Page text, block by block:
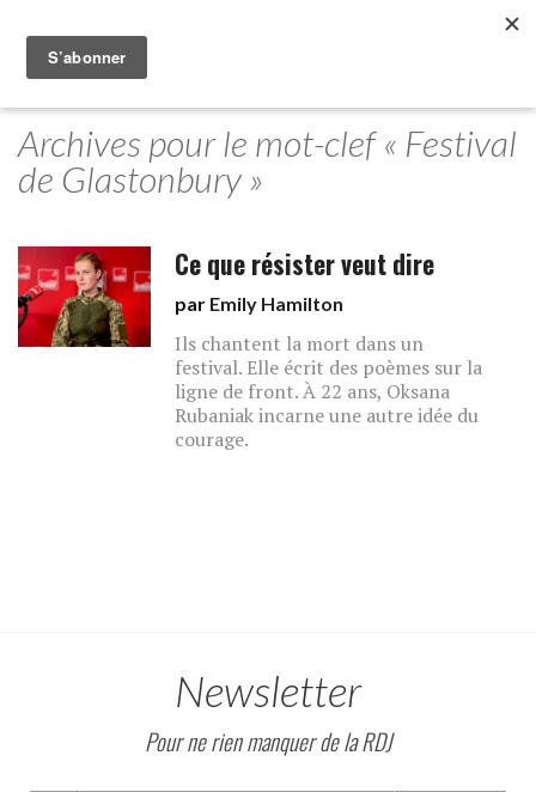
Archives pour le mot-clef « Festival
de Glastonbury »
Ce que résister veut dire
par Emily Hamilton
Ils chantent la mort dans un
festival. Elle écrit des poèmes sur la
ligne de front. À 22 ans, Oksana
Rubaniak incarne une autre idée du
courage.
Newsletter
Pour ne rien manquer de la RDJ